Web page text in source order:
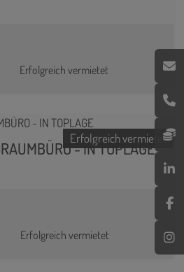
Erfolgreich vermietet
Erfolgreich vermietet
- IN TOPLAGE
Erfolgreich vermietet